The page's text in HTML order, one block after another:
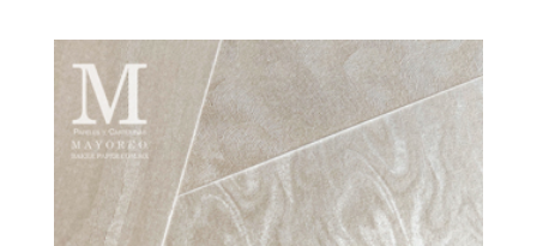
desde
$120.00
hasta
$200.00